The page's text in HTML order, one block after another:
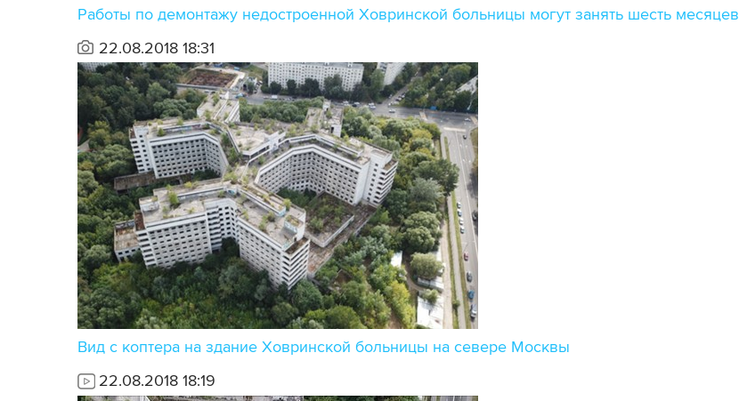
Работы по демонтажу недостроенной Ховринской больницы могут занять шесть месяцев
22.08.2018 18:31
Вид с коптера на здание Ховринской больницы на севере Москвы
22.08.2018 18:19